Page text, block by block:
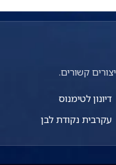
קשורים.
דיונון לטימנוס
עקרבית נקודת לבן